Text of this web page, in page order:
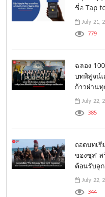
ชื่อ Tap
July 21,
779
ฉลอง
บทพิสูจน์เ
ก้าวผ่าน
July 22,
385
ถอดบทเรี
ของซุส’
ต้อนรับลู
July 22,
344